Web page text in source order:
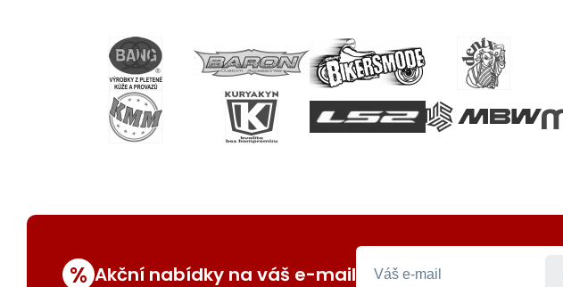
% Akční nabídky na váš e-mail